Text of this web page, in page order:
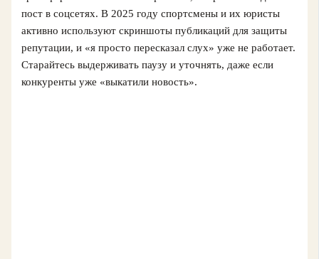
пост в соцсетях. В 2025 году спортсмены и их юристы
активно используют скриншоты публикаций для защиты
репутации, и «я просто пересказал слух» уже не работает.
Старайтесь выдерживать паузу и уточнять, даже если
конкуренты уже «выкатили новость».